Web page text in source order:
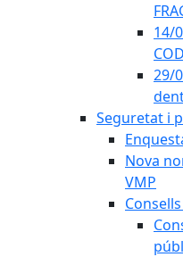
14/
29/
Seguretat i
Nova
VMP